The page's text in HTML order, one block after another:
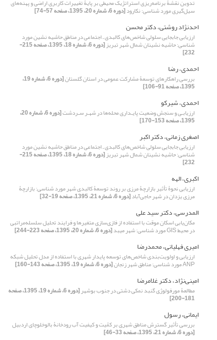
تدوین نقشۀ برنامه‌ریزی استراتژیک محیطی بر پایۀ تغییرات کاربری اراضی و پهنه‌های
سیل‌گیری مورد شناسی: نکارود[دوره 6، شماره 20، 1395، صفحه 57-74]
احدنژاد روشتی، دکتر محسن
ارزیابی جابجایی سلولی شاخص‌های کالبدی – اجتماعی در مناطق حاشیه نشین مورد
شناسی: حاشیه نشینان شمال شهر تبریز [دوره 6، شماره 18، 1395، صفحه 215-
232]
احمدی، رضا
بررسی راهکارهای توسعۀ مشارکت عمومی در استان گلستان [دوره 6، شماره 19،
1395، صفحه 91-106]
احمدی، شیرکو
ارزیابـی و سنجش وضعیت پایـداری محله‌ها در شهـر سـردشت [دوره 6، شماره 20،
1395، صفحه 153-170]
اصغری زمانی، دکتر اکبر
ارزیابی جابجایی سلولی شاخص‌های کالبدی – اجتماعی در مناطق حاشیه نشین مورد
شناسی: حاشیه نشینان شمال شهر تبریز [دوره 6، شماره 18، 1395، صفحه 215-
232]
اکبری، الهه
ارزیابی نحوۀ تأثیر بازارچۀ مرزی بر روند توسعۀ کالبدی شهر مورد شناسی: بازارچۀ
مرزی یزدان در شهر حاجی‌آباد[دوره 6، شماره 21، 1395، صفحه 19-32]
المدرسی، دکتر سید علی
مکان‌یابی اسکان موقت با استفاده از فازی‌سازی متغیرها و فرایند تحلیل سلسله‌مراتبی
در محیط GIS مورد شناسی: شهر میبد [دوره 6، شماره 20، 1395، صفحه 223-244]
امیری فهلیانی، محمدرضا
ارزیابی و اولویت‌بندی شاخص‌های توسعه پایدار شهری با استفاده از مدل تحلیل شبکه
ANP مورد شناسی: مناطق شهر زنجان [دوره 6، شماره 19، 1395، صفحه 143-160]
امینی‌نژاد، دکتر غلامرضا
مطالعۀ مورفولوژی گنبد نمکی دشتی در جنوب بوشهر [دوره 6، شماره 19، 1395، صفحه
181-200]
ایمانی، رسول
بررسی تأثیر گسترش مناطق شهری بر کمّیت و کیفیت آب رودخانۀ بالوخلوچای اردبیل
[دوره 6، شماره 21، 1395، صفحه 33-46]